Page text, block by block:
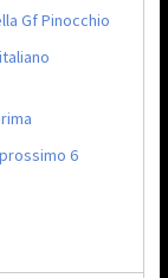
Gf Pinocchio
6